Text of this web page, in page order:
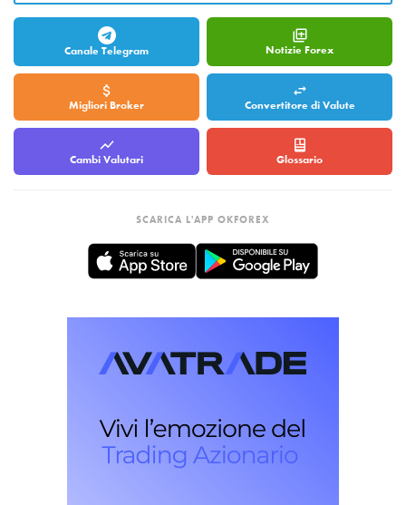
Canale Telegram Notizie Forex
Migliori Broker Convertitore di Valute
Cambi Valutari Glossario
SCARICA L'APP OKFOREX